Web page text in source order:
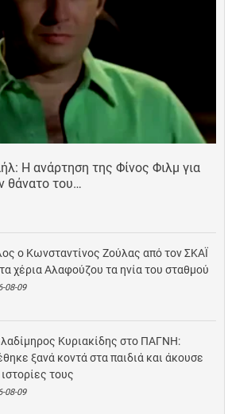
Η ανάρτηση της Φίνος Φιλμ για
θάνατο του…
ο Κωνσταντίνος Ζούλας από τον ΣΚΑΪ
χέρια Αλαφούζου τα ηνία του σταθμού
08-09
Κυριακίδης στο ΠΑΓΝΗ:
ξανά κοντά στα παιδιά και άκουσε
ιστορίες τους
08-09